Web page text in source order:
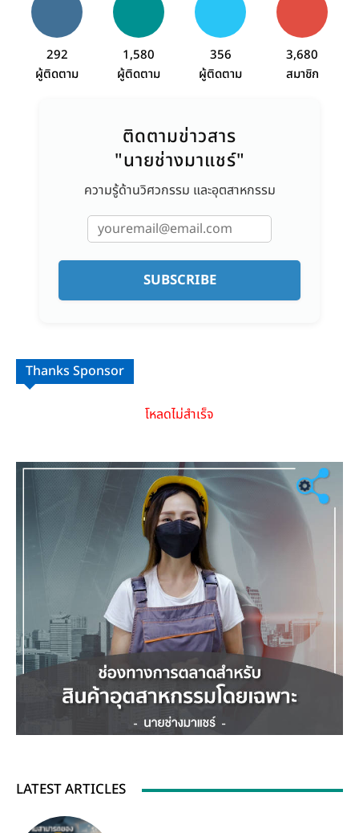
292
ผู้ติดตาม
1,580
ผู้ติดตาม
356
ผู้ติดตาม
3,680
สมาชิก
ติดตามข่าวสาร
"นายช่างมาแชร์"
ความรู้ด้านวิศวกรรม และอุตสาหกรรม
SUBSCRIBE
Thanks Sponsor
โหลดไม่สำเร็จ
LATEST ARTICLES